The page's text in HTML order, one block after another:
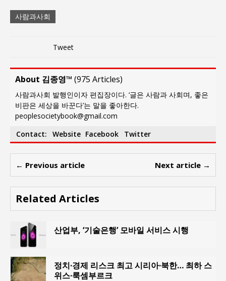
사람과사회
Tweet
About 김종영™ (975 Articles)
사람과사회 발행인이자 편집장이다. ‘글은 사람과 사회며, 좋은
비판은 세상을 바꾼다’는 말을 좋아한다.
peoplesocietybook@gmail.com
Contact:
Website Facebook Twitter
← Previous article Next article →
Related Articles
산업부, ‘기술은행’ 모바일 서비스 시행
정치·경제 리스크 최고 시리아·북한… 최하 스
위스·룩셈부르크